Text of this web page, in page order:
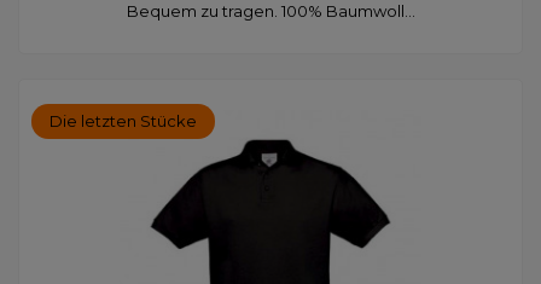
Bequem zu tragen. 100% Baumwoll...
Die letzten Stücke